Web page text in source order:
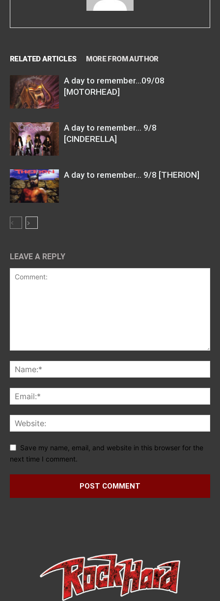
RELATED ARTICLES MORE FROM AUTHOR
A day to remember…09/08
[MOTORHEAD]
A day to remember… 9/8
[CINDERELLA]
A day to remember… 9/8 [THERION]
LEAVE A REPLY
Save my name, email, and website in this browser for the
next time I comment.